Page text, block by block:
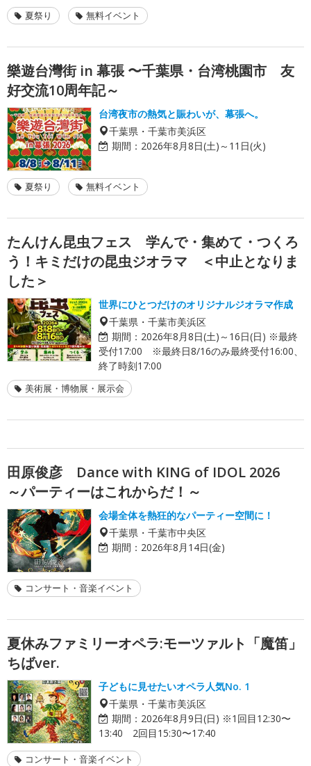
夏祭り 無料イベント
樂遊台灣街 in 幕張 〜千葉県・台湾桃園市 友
好交流10周年記～
台湾夜市の熱気と賑わいが、幕張へ。
千葉県・千葉市美浜区
期間： 2026年8月8日(土)～11日(火)
夏祭り 無料イベント
たんけん昆虫フェス 学んで・集めて・つくろ
う！キミだけの昆虫ジオラマ ＜中止となりま
した＞
世界にひとつだけのオリジナルジオラマ作成
千葉県・千葉市美浜区
期間： 2026年8月8日(土)～16日(日) ※最終
受付17:00 ※最終日8/16のみ最終受付16:00、
終了時刻17:00
美術展・博物展・展示会
田原俊彦 Dance with KING of IDOL 2026
～パーティーはこれからだ！～
会場全体を熱狂的なパーティー空間に！
千葉県・千葉市中央区
期間： 2026年8月14日(金)
コンサート・音楽イベント
夏休みファミリーオペラ:モーツァルト「魔笛」
ちばver.
子どもに見せたいオペラ人気No. 1
千葉県・千葉市美浜区
期間： 2026年8月9日(日) ※1回目12:30〜
13:40 2回目15:30〜17:40
コンサート・音楽イベント